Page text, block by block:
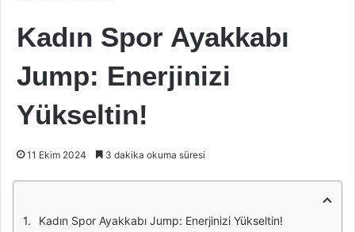
Kadın Spor Ayakkabı
Jump: Enerjinizi
Yükseltin!
11 Ekim 2024 3 dakika okuma süresi
Kadın Spor Ayakkabı Jump: Enerjinizi Yükseltin!